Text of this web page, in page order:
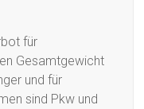
für
Gesamtgewicht
und für
sind Pkw und